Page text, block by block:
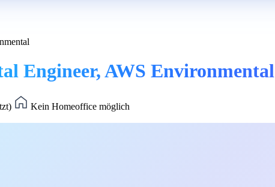
Engineer, AWS Environmental
Kein Homeoffice möglich